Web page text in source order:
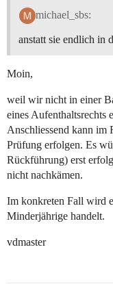
michael_sbs:
anstatt sie endlich in
Moin,
weil wir nicht in einer
eines Aufenthaltsrechts
Anschliessend kann im
Prüfung erfolgen. Es
Rückführung) erst
nicht nachkämen.
Im konkreten Fall wird
Minderjährige handelt.
vdmaster